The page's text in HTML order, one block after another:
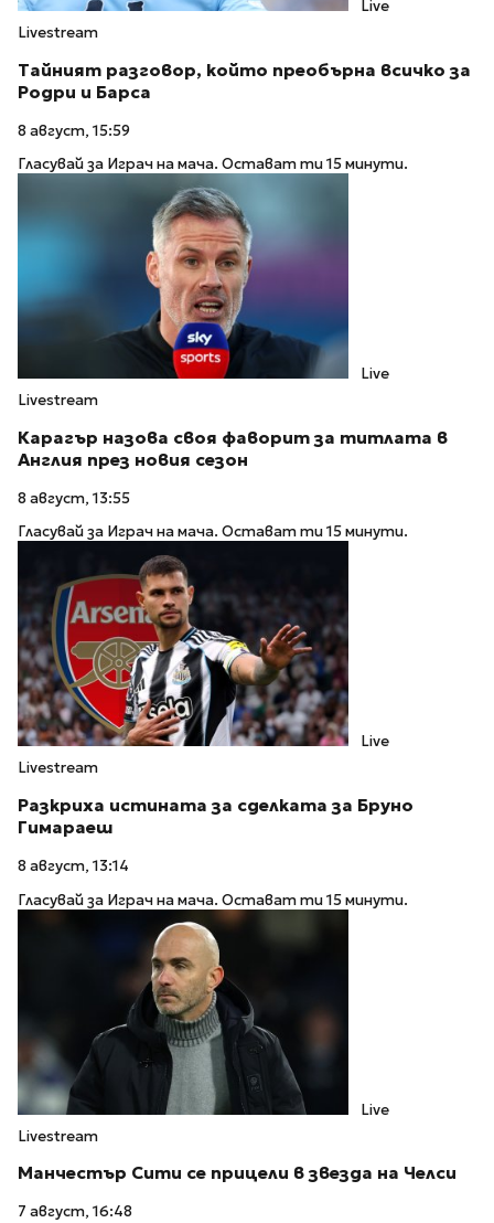
Live
Livestream
Тайният разговор, който преобърна всичко за
Родри и Барса
8 август, 15:59
Гласувай за Играч на мача. Остават ти 15 минути.
Live
Livestream
Карагър назова своя фаворит за титлата в
Англия през новия сезон
8 август, 13:55
Гласувай за Играч на мача. Остават ти 15 минути.
Live
Livestream
Разкриха истината за сделката за Бруно
Гимараеш
8 август, 13:14
Гласувай за Играч на мача. Остават ти 15 минути.
Live
Livestream
Манчестър Сити се прицели в звезда на Челси
7 август, 16:48